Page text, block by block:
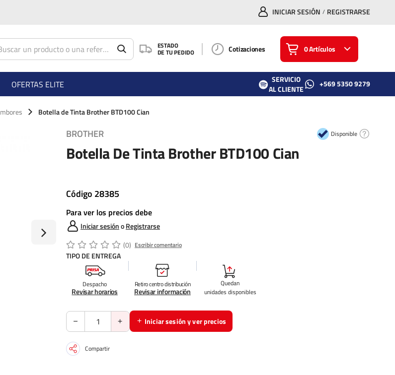
INICIAR SESIÓN / REGISTRARSE
ESTADO
DE TU PEDIDO Cotizaciones 0 Artículos
OFERTAS ELITE
SERVICIO
AL CLIENTE
+569 5350 9279
Botella de Tinta Brother BTD100 Cian
BROTHER Disponible
Botella De Tinta Brother BTD100 Cian
Código 28385
Para ver los precios debe
Iniciar sesiónoRegistrarse
(0) Escribir comentario
TIPO DE ENTREGA
Despacho
Revisar horarios
Retiro centro distribución
Revisar información
Quedan
unidades disponibles
Iniciar sesión y ver precios
Compartir